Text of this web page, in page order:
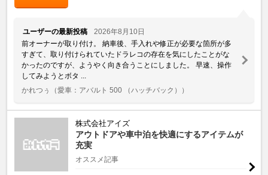
ユーザーの最新投稿
2026年8月10日
前オーナーが取り付け。 納車後、手入れや修正が必要な箇所が多
すぎて、取り付けられていたドラレコの存在を気にしたことがな
かったのですが、ようやく向き合うことにしました。 早速、操作
してみようとボタ ...
かれつぅ
（愛車：アバルト 500 （ハッチバック））
株式会社アイズ
アウトドアや車中泊を快適にするアイテムが
充実
オススメ記事